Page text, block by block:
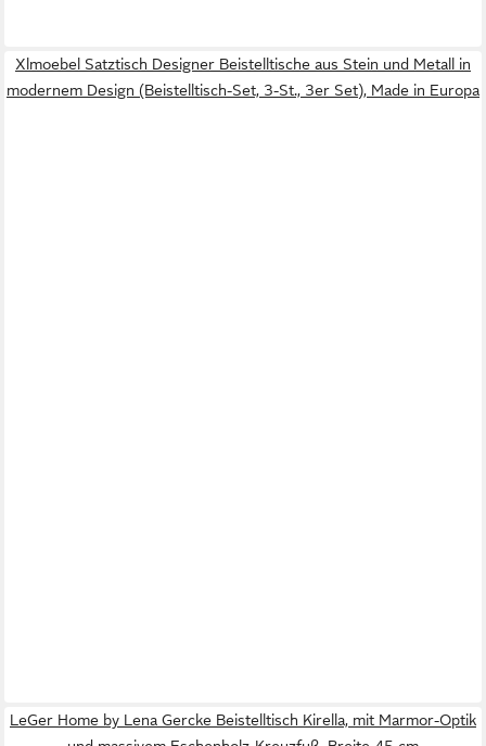
Xlmoebel Satztisch Designer Beistelltische aus Stein und Metall in
modernem Design (Beistelltisch-Set, 3-St., 3er Set), Made in Europa
LeGer Home by Lena Gercke Beistelltisch Kirella, mit Marmor-Optik